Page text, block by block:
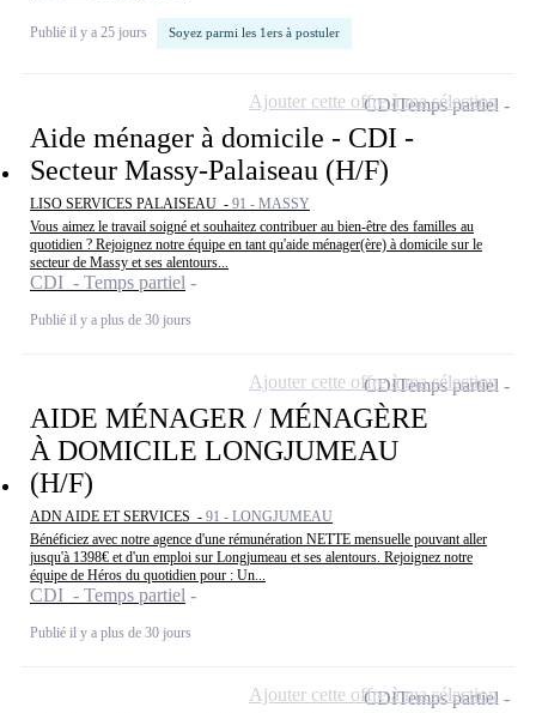
Publié il y a 25 jours Soyez parmi les 1ers à postuler
Aide ménager à domicile - CDI -
Secteur Massy-Palaiseau (H/F)
LISO SERVICES PALAISEAU - 91 - MASSY
Vous aimez le travail soigné et souhaitez contribuer au bien-être des familles au
quotidien ? Rejoignez notre équipe en tant qu'aide ménager(ère) à domicile sur le
secteur de Massy et ses alentours...
CDI - Temps partiel
Publié il y a plus de 30 jours
CDITemps partiel
Ajouter cette offre à ma sélection
AIDE MÉNAGER / MÉNAGÈRE
À DOMICILE LONGJUMEAU
(H/F)
ADN AIDE ET SERVICES - 91 - LONGJUMEAU
Bénéficiez avec notre agence d'une rémunération NETTE mensuelle pouvant aller
jusqu'à 1398€ et d'un emploi sur Longjumeau et ses alentours. Rejoignez notre
équipe de Héros du quotidien pour : Un...
CDI - Temps partiel
Publié il y a plus de 30 jours
CDITemps partiel
Ajouter cette offre à ma sélection
CDITemps partiel
Ajouter cette offre à ma sélection